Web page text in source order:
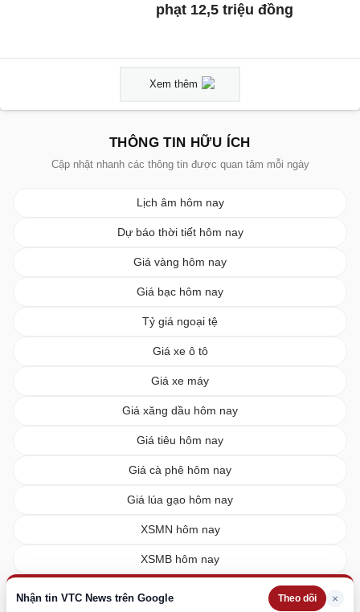
Nhận tin VTC News trên Google Theo dõi ×
phạt 12,5 triệu đồng
Xem thêm
THÔNG TIN HỮU ÍCH
Cập nhật nhanh các thông tin được quan tâm mỗi ngày
Lịch âm hôm nay
Dự báo thời tiết hôm nay
Giá vàng hôm nay
Giá bạc hôm nay
Tỷ giá ngoại tệ
Giá xe ô tô
Giá xe máy
Giá xăng dầu hôm nay
Giá tiêu hôm nay
Giá cà phê hôm nay
Giá lúa gạo hôm nay
XSMN hôm nay
XSMB hôm nay